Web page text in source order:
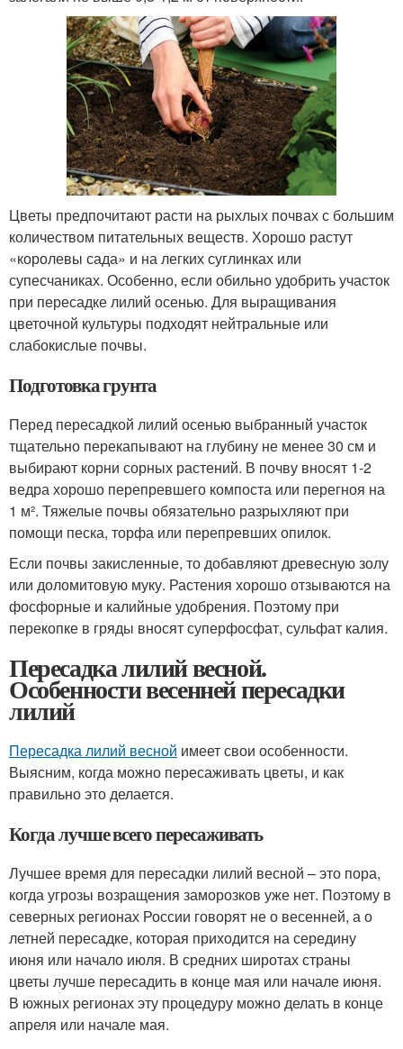
Цветы предпочитают расти на рыхлых почвах с большим
количеством питательных веществ. Хорошо растут
«королевы сада» и на легких суглинках или
супесчаниках. Особенно, если обильно удобрить участок
при пересадке лилий осенью. Для выращивания
цветочной культуры подходят нейтральные или
слабокислые почвы.
Подготовка грунта
Перед пересадкой лилий осенью выбранный участок
тщательно перекапывают на глубину не менее 30 см и
выбирают корни сорных растений. В почву вносят 1-2
ведра хорошо перепревшего компоста или перегноя на
1 м². Тяжелые почвы обязательно разрыхляют при
помощи песка, торфа или перепревших опилок.
Если почвы закисленные, то добавляют древесную золу
или доломитовую муку. Растения хорошо отзываются на
фосфорные и калийные удобрения. Поэтому при
перекопке в гряды вносят суперфосфат, сульфат калия.
Пересадка лилий весной.
Особенности весенней пересадки
лилий
Пересадка лилий весной имеет свои особенности.
Выясним, когда можно пересаживать цветы, и как
правильно это делается.
Когда лучше всего пересаживать
Лучшее время для пересадки лилий весной – это пора,
когда угрозы возращения заморозков уже нет. Поэтому в
северных регионах России говорят не о весенней, а о
летней пересадке, которая приходится на середину
июня или начало июля. В средних широтах страны
цветы лучше пересадить в конце мая или начале июня.
В южных регионах эту процедуру можно делать в конце
апреля или начале мая.